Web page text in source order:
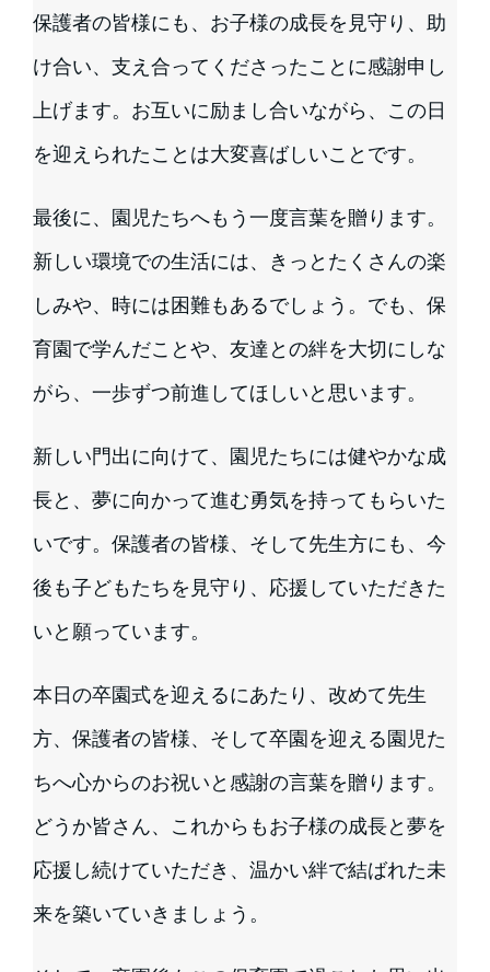
保護者の皆様にも、お子様の成長を見守り、助
け合い、支え合ってくださったことに感謝申し
上げます。お互いに励まし合いながら、この日
を迎えられたことは大変喜ばしいことです。
最後に、園児たちへもう一度言葉を贈ります。
新しい環境での生活には、きっとたくさんの楽
しみや、時には困難もあるでしょう。でも、保
育園で学んだことや、友達との絆を大切にしな
がら、一歩ずつ前進してほしいと思います。
新しい門出に向けて、園児たちには健やかな成
長と、夢に向かって進む勇気を持ってもらいた
いです。保護者の皆様、そして先生方にも、今
後も子どもたちを見守り、応援していただきた
いと願っています。
本日の卒園式を迎えるにあたり、改めて先生
方、保護者の皆様、そして卒園を迎える園児た
ちへ心からのお祝いと感謝の言葉を贈ります。
どうか皆さん、これからもお子様の成長と夢を
応援し続けていただき、温かい絆で結ばれた未
来を築いていきましょう。